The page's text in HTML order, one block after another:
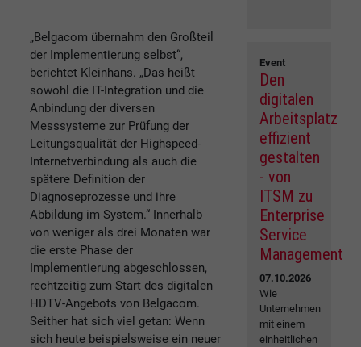
„Belgacom übernahm den Großteil
der Implementierung selbst“,
berichtet Kleinhans. „Das heißt
sowohl die IT-Integration und die
Anbindung der diversen
Messsysteme zur Prüfung der
Leitungsqualität der Highspeed-
Internetverbindung als auch die
spätere Definition der
Diagnoseprozesse und ihre
Abbildung im System.“ Innerhalb
von weniger als drei Monaten war
die erste Phase der
Implementierung abgeschlossen,
rechtzeitig zum Start des digitalen
HDTV-Angebots von Belgacom.
Seither hat sich viel getan: Wenn
sich heute beispielsweise ein neuer
Event
Den
digitalen
Arbeitsplatz
effizient
gestalten
- von
ITSM zu
Enterprise
Service
Management
07.10.2026
Wie
Unternehmen
mit einem
einheitlichen